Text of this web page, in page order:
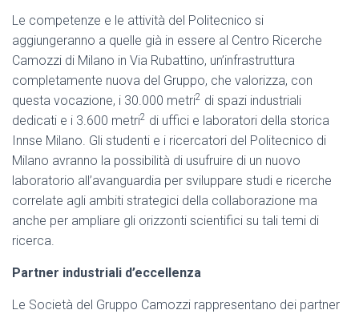
Le competenze e le attività del Politecnico si
aggiungeranno a quelle già in essere al Centro Ricerche
Camozzi di Milano in Via Rubattino, un’infrastruttura
completamente nuova del Gruppo, che valorizza, con
questa vocazione, i 30.000 metri2 di spazi industriali
dedicati e i 3.600 metri2 di uffici e laboratori della storica
Innse Milano. Gli studenti e i ricercatori del Politecnico di
Milano avranno la possibilità di usufruire di un nuovo
laboratorio all’avanguardia per sviluppare studi e ricerche
correlate agli ambiti strategici della collaborazione ma
anche per ampliare gli orizzonti scientifici su tali temi di
ricerca.
Partner industriali d’eccellenza
Le Società del Gruppo Camozzi rappresentano dei partner